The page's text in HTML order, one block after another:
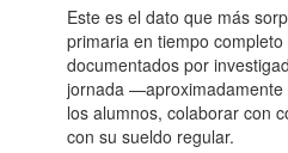
Este es el dato que más
primaria en tiempo
documentados por
jornada —aproximadamente
los alumnos, colaborar con
con su sueldo regular.